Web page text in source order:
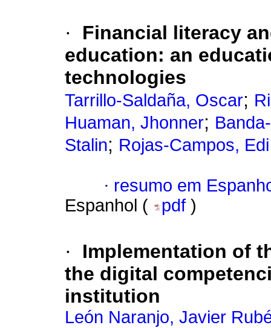
·
Financial literacy
education: an
technologies
Tarrillo-Saldaña, Oscar;
Huaman, Jhonner;
Stalin; Rojas-Campos, Edi
· resumo em
Espanhol (
pdf )
·
Implementation of
the digital
institution
León Naranjo, Javier